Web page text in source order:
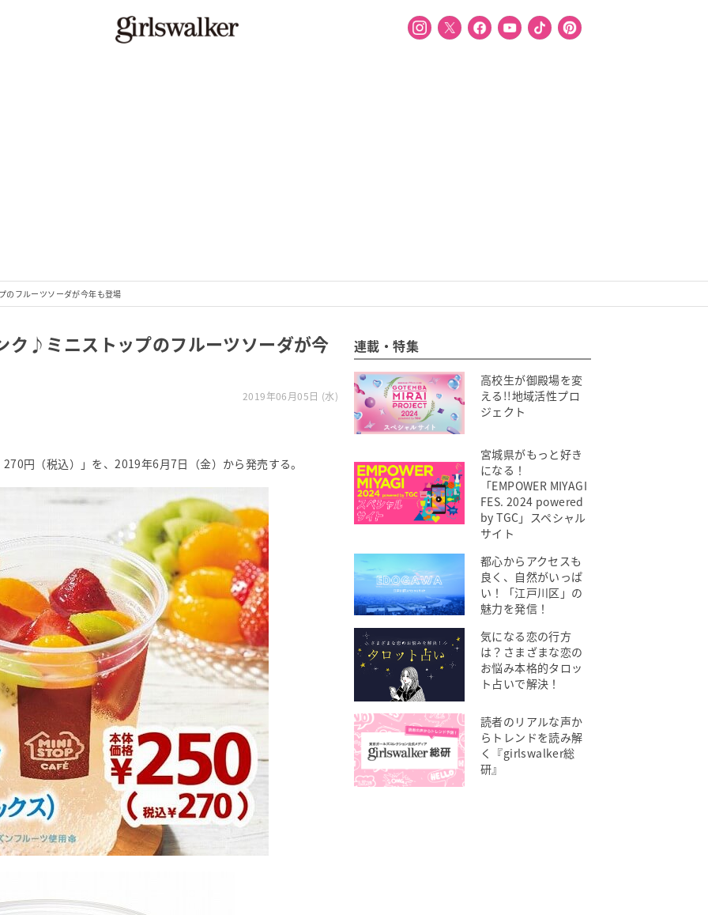
のフルーツソーダが今年も登場
ク♪ミニストップのフルーツソーダが今
2019年06月05日 (水)
円（税込）」を、2019年6月7日（金）から発売する。
連載・特集
高校生が御殿場を変
える!!地域活性プロ
ジェクト
宮城県がもっと好き
になる！
「EMPOWER MIYAGI
FES. 2024 powered
by TGC」スペシャル
サイト
都心からアクセスも
良く、自然がいっぱ
い！「江戸川区」の
魅力を発信！
気になる恋の行方
は？さまざまな恋の
お悩み本格的タロッ
ト占いで解決！
読者のリアルな声か
らトレンドを読み解
く『girlswalker総
研』